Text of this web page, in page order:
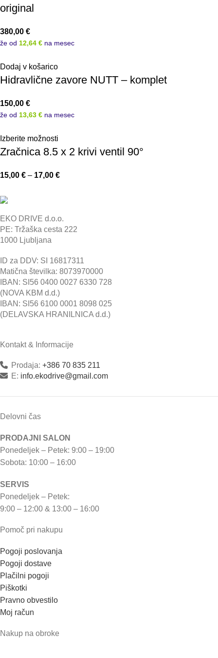
original
380,00 €
že od 12,64 € na mesec
Dodaj v košarico
Hidravlične zavore NUTT – komplet
150,00 €
že od 13,63 € na mesec
Izberite možnosti
Zračnica 8.5 x 2 krivi ventil 90°
15,00 € – 17,00 €
EKO DRIVE d.o.o.
PE: Tržaška cesta 222
1000 Ljubljana
ID za DDV: SI 16817311
Matična številka: 8073970000
IBAN: SI56 0400 0027 6330 728
(NOVA KBM d.d.)
IBAN: SI56 6100 0001 8098 025
(DELAVSKA HRANILNICA d.d.)
Kontakt & Informacije
Prodaja: +386 70 835 211
E: info.ekodrive@gmail.com
Delovni čas
PRODAJNI SALON
Ponedeljek – Petek: 9:00 – 19:00
Sobota: 10:00 – 16:00
SERVIS
Ponedeljek – Petek:
9:00 – 12:00 & 13:00 – 16:00
Pomoč pri nakupu
Pogoji poslovanja
Pogoji dostave
Plačilni pogoji
Piškotki
Pravno obvestilo
Moj račun
Nakup na obroke